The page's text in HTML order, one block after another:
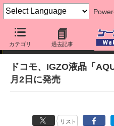
カテゴリ 過去記事
ニュース
ドコモ、IGZO液晶「
月2日に発売
リスト